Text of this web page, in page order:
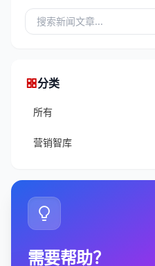
分类
所有
营销智库
需要帮助？